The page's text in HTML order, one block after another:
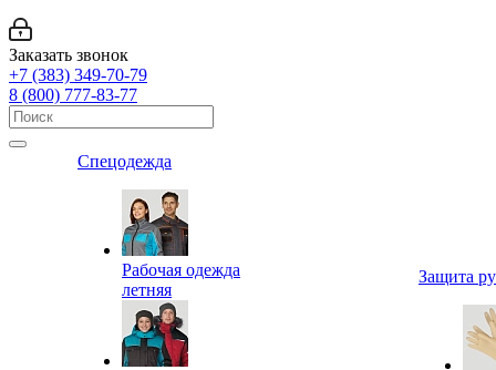
Заказать звонок
+7 (383) 349-70-79
8 (800) 777-83-77
Спецодежда
Рабочая одежда
летняя
Защита